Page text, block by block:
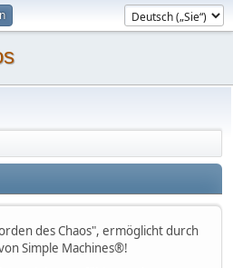
des Chaos", ermöglicht durch
Simple Machines®!